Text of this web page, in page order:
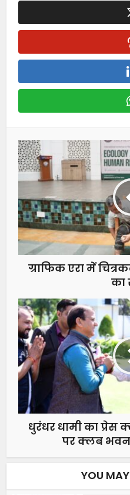
ग्राफिक एरा में
का
धुरंधर धामी का प्रेस
पर क्लब भवन
YOU